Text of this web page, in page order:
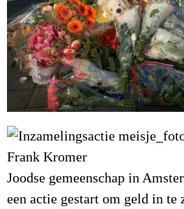
Joodse gemeenschap in
een actie gestart om geld in te